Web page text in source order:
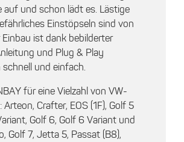
auf und schon lädt es. Lästige
Einstöpseln sind von
Einbau ist dank bebilderter
und Plug & Play
schnell und einfach.
für eine Vielzahl von VW-
Arteon, Crafter, EOS (1F), Golf 5
Golf 6, Golf 6 Variant und
Golf 7, Jetta 5, Passat (B8),